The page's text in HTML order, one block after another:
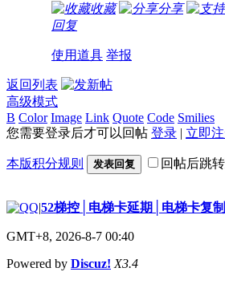
收藏
分享
回复
使用道具 举报
返回列表
高级模式
B Color Image Link Quote Code Smilies
您需要登录后才可以回帖 登录 | 立即
本版积分规则 发表回复 回帖后跳
|52梯控│电梯卡延期│电梯卡复制
GMT+8, 2026-8-7 00:40
Powered by Discuz! X3.4